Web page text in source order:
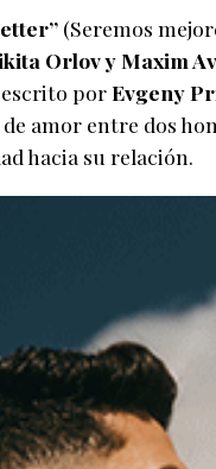
(Seremos
Orlov y Maxim
porEvgeny
amor entre dos
hacia su relación.